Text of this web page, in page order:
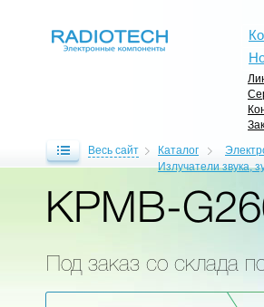
Весь сайт Каталог
Излучатели звука,
KPMB-
Под заказ со склада